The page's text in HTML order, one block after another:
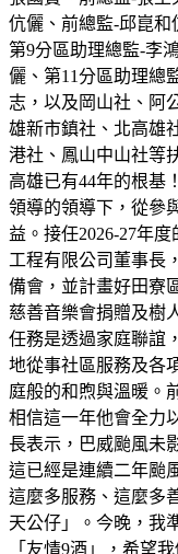
伉儷、前總監-邱崑和
第9分區助理總監-李
儷、第11分區助理總
志，以及岡山社、阿
雄新市鎮社、北高雄
港社、鳳山中山社等
高雄已有44年的根基
領導的領導下，從參
益。接任2026-27年
工程有限公司董事長
備會，並計畫好田寮
慈善音樂會捐贈及樹
任務是透過家庭聯誼
地從事社區服務及各
庭般的和煦與溫暖。
相信這一年他會全力
長表示，巴威颱風未
這已經是連續二年颱
這麼多服務、這麼多
天公仔」。今晚，我
「友情9酒」，希望